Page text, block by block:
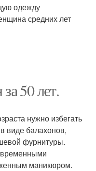
одежду
средних лет
50 лет.
нужно избегать
виде балахонов,
фурнитуры.
маникюром.